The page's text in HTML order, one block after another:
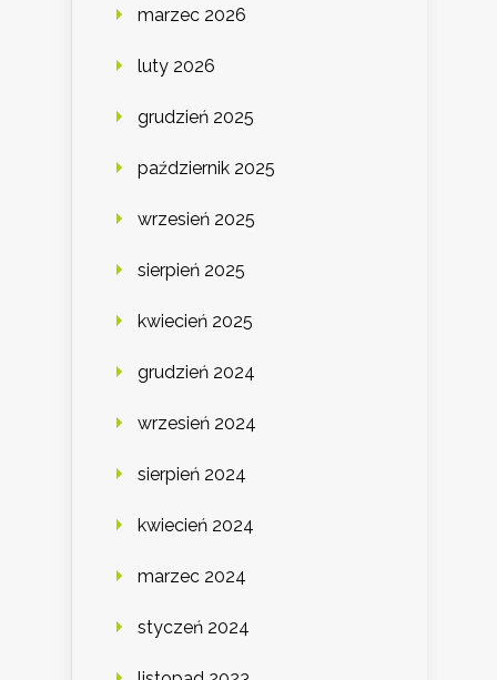
marzec 2026
luty 2026
grudzień 2025
październik 2025
wrzesień 2025
sierpień 2025
kwiecień 2025
grudzień 2024
wrzesień 2024
sierpień 2024
kwiecień 2024
marzec 2024
styczeń 2024